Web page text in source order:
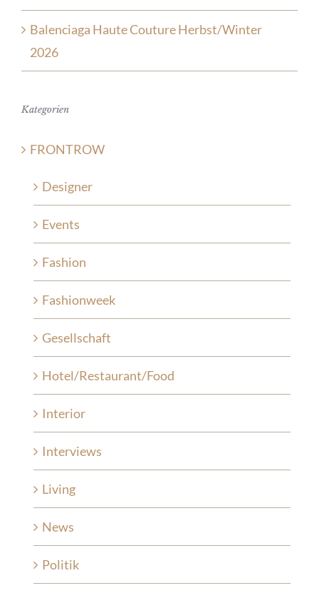
Balenciaga Haute Couture Herbst/Winter
2026
Kategorien
FRONTROW
Designer
Events
Fashion
Fashionweek
Gesellschaft
Hotel/Restaurant/Food
Interior
Interviews
Living
News
Politik